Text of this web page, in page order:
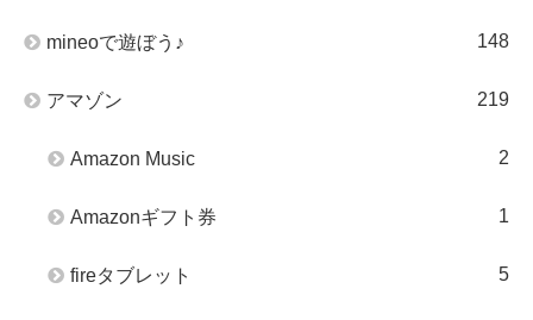
mineoで遊ぼう♪ 148
アマゾン 219
Amazon Music 2
Amazonギフト券 1
fireタブレット 5